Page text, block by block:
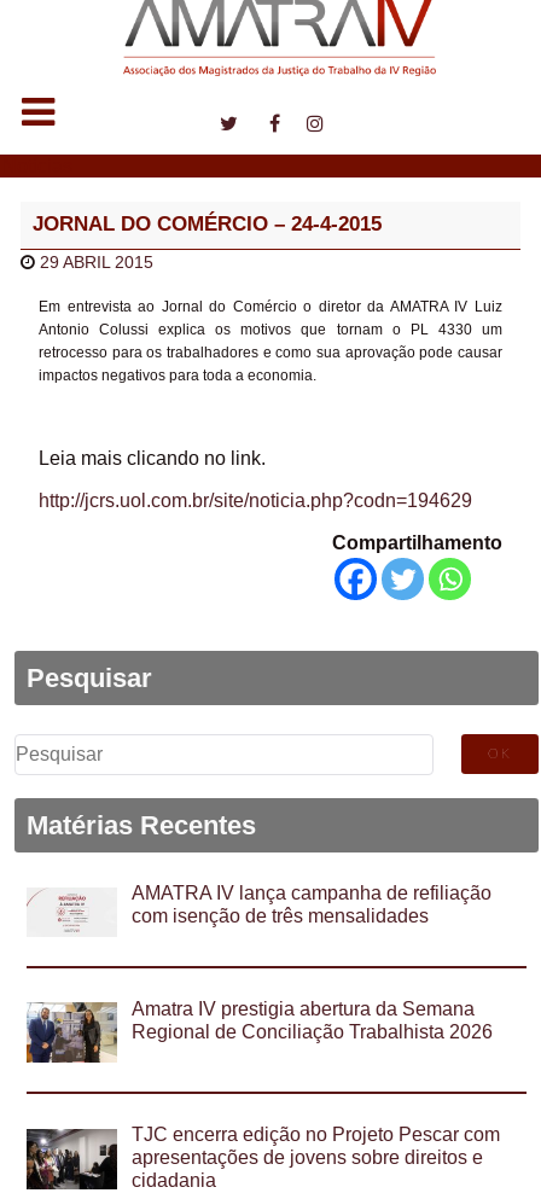
JORNAL DO COMÉRCIO – 24-4-2015
29 ABRIL 2015
Em entrevista ao Jornal do Comércio o diretor da AMATRA IV Luiz
Antonio Colussi explica os motivos que tornam o PL 4330 um
retrocesso para os trabalhadores e como sua aprovação pode causar
impactos negativos para toda a economia.
Leia mais clicando no link.
http://jcrs.uol.com.br/site/noticia.php?codn=194629
Compartilhamento
Pesquisar
Pesquisar
por:
Matérias Recentes
AMATRA IV lança campanha de refiliação
com isenção de três mensalidades
Amatra IV prestigia abertura da Semana
Regional de Conciliação Trabalhista 2026
TJC encerra edição no Projeto Pescar com
apresentações de jovens sobre direitos e
cidadania